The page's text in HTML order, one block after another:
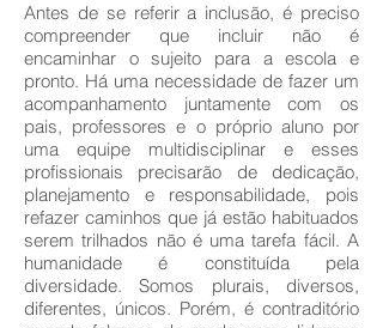
Antes de se referir a inclusão, é preciso
compreender que incluir não é
encaminhar o sujeito para a escola e
pronto. Há uma necessidade de fazer um
acompanhamento juntamente com os
pais, professores e o próprio aluno por
uma equipe multidisciplinar e esses
profissionais precisarão de dedicação,
planejamento e responsabilidade, pois
refazer caminhos que já estão habituados
serem trilhados não é uma tarefa fácil. A
humanidade é constituída pela
diversidade. Somos plurais, diversos,
diferentes, únicos. Porém, é contraditório